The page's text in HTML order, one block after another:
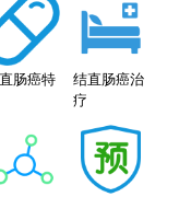
肠癌特
结直肠癌治
疗